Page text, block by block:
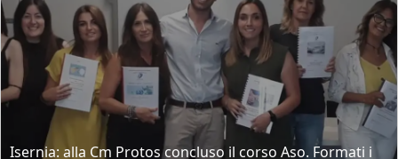
Isernia: alla Cm Protos concluso il corso Aso. Formati i